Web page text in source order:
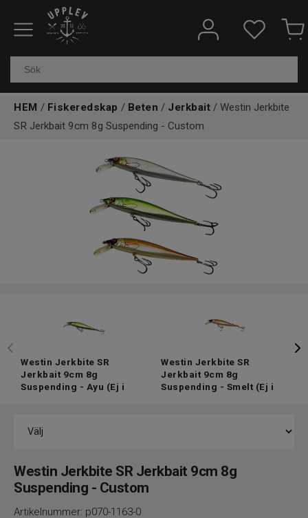
Fiskeredskap
Kläder & skor
HEM / Fiskeredskap / Beten / Jerkbait / Westin Jerkbite
SR Jerkbait 9cm 8g Suspending - Custom
Westin Jerkbite SR
Jerkbait 9cm 8g
Suspending - Ayu (Ej i
Westin Jerkbite SR
Jerkbait 9cm 8g
Suspending - Smelt (Ej i
Westin Jerkbite SR Jerkbait 9cm 8g
Suspending - Custom
Artikelnummer: p070-1163-0